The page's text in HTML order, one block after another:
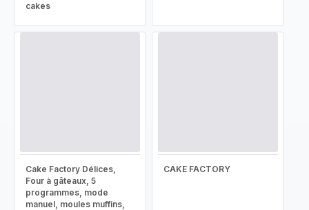
cakes
Cake Factory Délices,
Four à gâteaux, 5
programmes, mode
manuel, moules muffins,
CAKE FACTORY